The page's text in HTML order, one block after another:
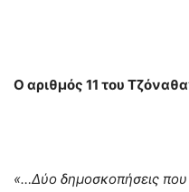
Ο αριθμός 11 του
«…Δύο δημοσκοπήσεις